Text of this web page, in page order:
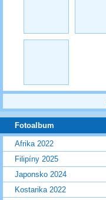
Fotoalbum
Afrika 2022
Filipíny 2025
Japonsko 2024
Kostarika 2022